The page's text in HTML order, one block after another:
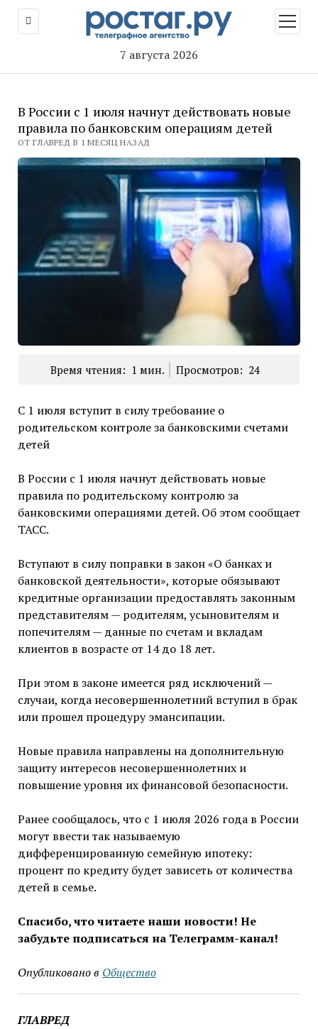
7 августа 2026
меню
В России с 1 июля начнут действовать новые
правила по банковским операциям детей
ОТ ГЛАВРЕД В 1 МЕСЯЦ НАЗАД
Время чтения: 1 мин. Просмотров: 24
С 1 июля вступит в силу требование о
родительском контроле за банковскими счетами
детей
В России с 1 июля начнут действовать новые
правила по родительскому контролю за
банковскими операциями детей. Об этом сообщает
ТАСС.
Вступают в силу поправки в закон «О банках и
банковской деятельности», которые обязывают
кредитные организации предоставлять законным
представителям — родителям, усыновителям и
попечителям — данные по счетам и вкладам
клиентов в возрасте от 14 до 18 лет.
При этом в законе имеется ряд исключений —
случаи, когда несовершеннолетний вступил в брак
или прошел процедуру эмансипации.
Новые правила направлены на дополнительную
защиту интересов несовершеннолетних и
повышение уровня их финансовой безопасности.
Ранее сообщалось, что с 1 июля 2026 года в России
могут ввести так называемую
дифференцированную семейную ипотеку:
процент по кредиту будет зависеть от количества
детей в семье.
Спасибо, что читаете наши новости! Не
забудьте подписаться на Телеграмм-канал!
Опубликовано в Общество
ГЛАВРЕД